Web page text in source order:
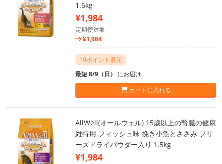
1.6kg
¥1,984
定期便対象
¥1,984
19ポイント還元
最短 8/9（日） にお届け
カートに入れる
AllWell(オールウェル) 15歳以上の腎臓の健康
維持用 フィッシュ味 挽き小魚とささみ フリ
ーズドライパウダー入り 1.5kg
¥1,984